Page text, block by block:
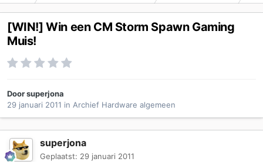
[WIN!] Win een CM Storm Spawn Gaming
Muis!
Doorsuperjona
29 januari 2011 in Archief Hardware algemeen
superjona
Geplaatst: 29 januari 2011